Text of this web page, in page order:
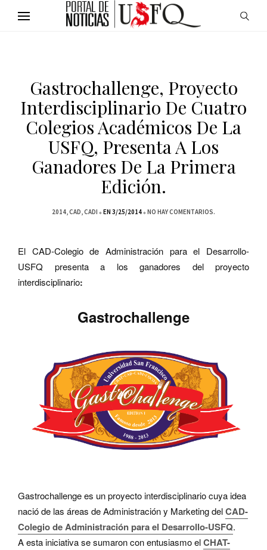
Gastrochallenge, Proyecto
Interdisciplinario De Cuatro
Colegios Académicos De La
USFQ, Presenta A Los
Ganadores De La Primera
Edición.
2014 CAD CADI EN 3/25/2014 NO HAY COMENTARIOS.
El CAD-Colegio de Administración para el Desarrollo-
USFQ presenta a los ganadores del proyecto
interdisciplinario:
Gastrochallenge
Gastrochallenge es un proyecto interdisciplinario cuya idea
nació de las áreas de Administración y Marketing delCAD-
Colegio de Administración para el Desarrollo-USFQ.
A esta iniciativa se sumaron con entusiasmo elCHAT-